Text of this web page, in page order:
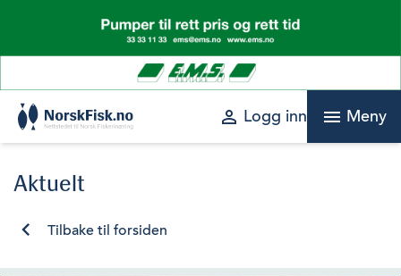
content
perm_identity Logg inn menu Meny
Aktuelt
Tilbake til forsiden